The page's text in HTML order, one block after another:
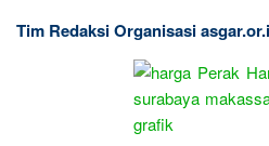
Tim Redaksi Organisasi